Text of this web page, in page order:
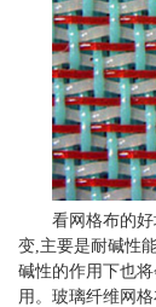
看网格布的
变,主要是耐碱性
碱性的作用下也
用。玻璃纤维网